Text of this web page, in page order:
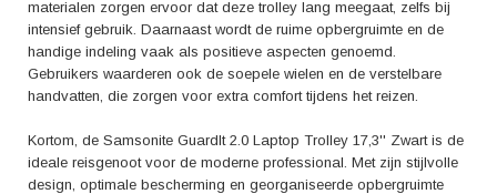
materialen zorgen ervoor dat deze trolley lang meegaat, zelfs bij
intensief gebruik. Daarnaast wordt de ruime opbergruimte en de
handige indeling vaak als positieve aspecten genoemd.
Gebruikers waarderen ook de soepele wielen en de verstelbare
handvatten, die zorgen voor extra comfort tijdens het reizen.
Kortom, de Samsonite GuardIt 2.0 Laptop Trolley 17,3'' Zwart is de
ideale reisgenoot voor de moderne professional. Met zijn stijlvolle
design, optimale bescherming en georganiseerde opbergruimte